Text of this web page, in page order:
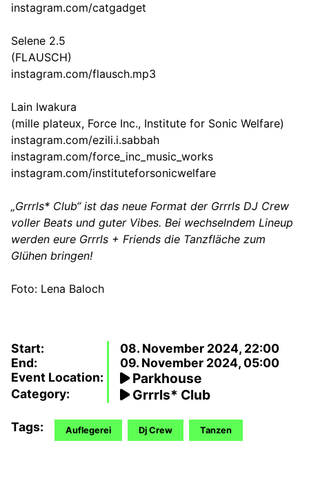
instagram.com/catgadget
Selene 2.5
(FLAUSCH)
instagram.com/flausch.mp3
Lain Iwakura
(mille plateux, Force Inc., Institute for Sonic Welfare)
instagram.com/ezili.i.sabbah
instagram.com/force_inc_music_works
instagram.com/instituteforsonicwelfare
„Grrrls* Club“ ist das neue Format der Grrrls DJ Crew
voller Beats und guter Vibes. Bei wechselndem Lineup
werden eure Grrrls + Friends die Tanzfläche zum
Glühen bringen!
Foto: Lena Baloch
Start:
08. November 2024, 22:00
End:
09. November 2024, 05:00
Event Location:
Parkhouse
Category: Grrrls* Club
Tags: Auflegerei Dj Crew Tanzen